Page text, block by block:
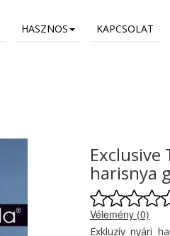
HASZNOS KAPCSOLAT
Exclusive
harisnya
Vélemény (0)
Exkluzív nyári